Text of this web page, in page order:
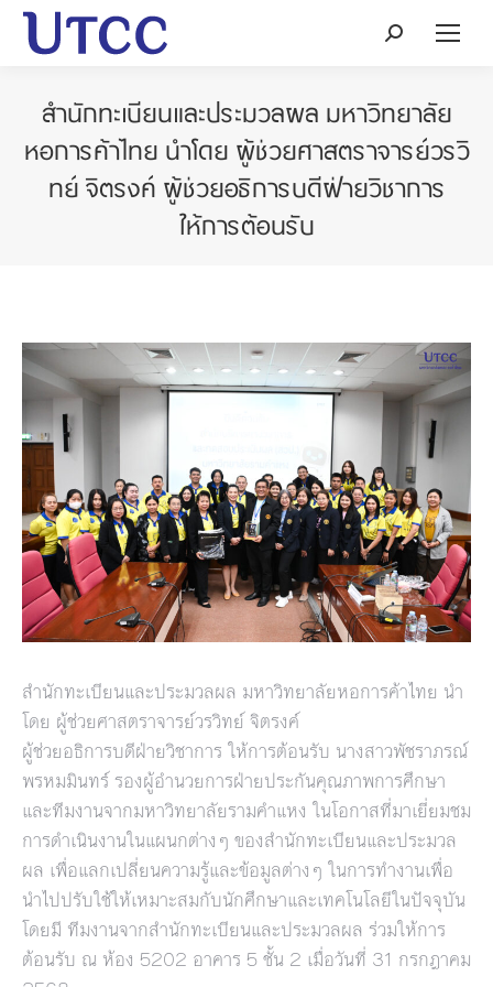
Search:
สำนักทะเบียนและประมวลผล มหาวิทยาลัย
หอการค้าไทย นำโดย ผู้ช่วยศาสตราจารย์วรวิ
ทย์ จิตรงค์ ผู้ช่วยอธิการบดีฝ่ายวิชาการ
ให้การต้อนรับ
สำนักทะเบียนและประมวลผล มหาวิทยาลัยหอการค้าไทย นำ
โดย ผู้ช่วยศาสตราจารย์วรวิทย์ จิตรงค์
ผู้ช่วยอธิการบดีฝ่ายวิชาการ ให้การต้อนรับ นางสาวพัชราภรณ์
พรหมมินทร์ รองผู้อำนวยการฝ่ายประกันคุณภาพการศึกษา
และทีมงานจากมหาวิทยาลัยรามคำแหง ในโอกาสที่มาเยี่ยมชม
การดำเนินงานในแผนกต่างๆ ของสำนักทะเบียนและประมวล
ผล เพื่อแลกเปลี่ยนความรู้และข้อมูลต่างๆ ในการทำงานเพื่อ
นำไปปรับใช้ให้เหมาะสมกับนักศึกษาและเทคโนโลยีในปัจจุบัน
โดยมี ทีมงานจากสำนักทะเบียนและประมวลผล ร่วมให้การ
ต้อนรับ ณ ห้อง 5202 อาคาร 5 ชั้น 2 เมื่อวันที่ 31 กรกฎาคม